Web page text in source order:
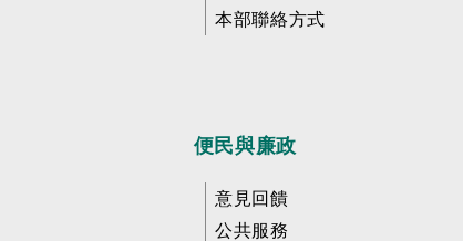
本部聯絡方式
便民與廉政
意見回饋
公共服務